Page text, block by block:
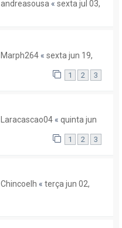
andreasousa « sexta jul 03,
Marph264 « sexta jun 19,
1 2 3
Laracascao04 « quinta jun
1 2 3
Chincoelh « terça jun 02,